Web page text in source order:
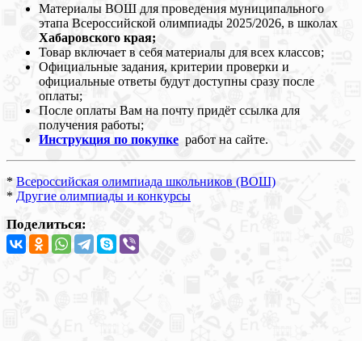
Материалы ВОШ для проведения муниципального
этапа Всероссийской олимпиады 2025/2026, в школах
Хабаровского края;
Товар включает в себя материалы для всех классов;
Официальные задания, критерии проверки и
официальные ответы будут доступны сразу после
оплаты;
После оплаты Вам на почту придёт ссылка для
получения работы;
Инструкция по покупке работ на сайте.
* Всероссийская олимпиада школьников (ВОШ)
* Другие олимпиады и конкурсы
Поделиться: